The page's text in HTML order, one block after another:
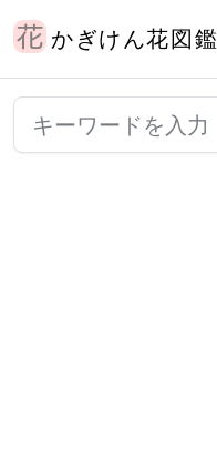
かぎけん花図鑑